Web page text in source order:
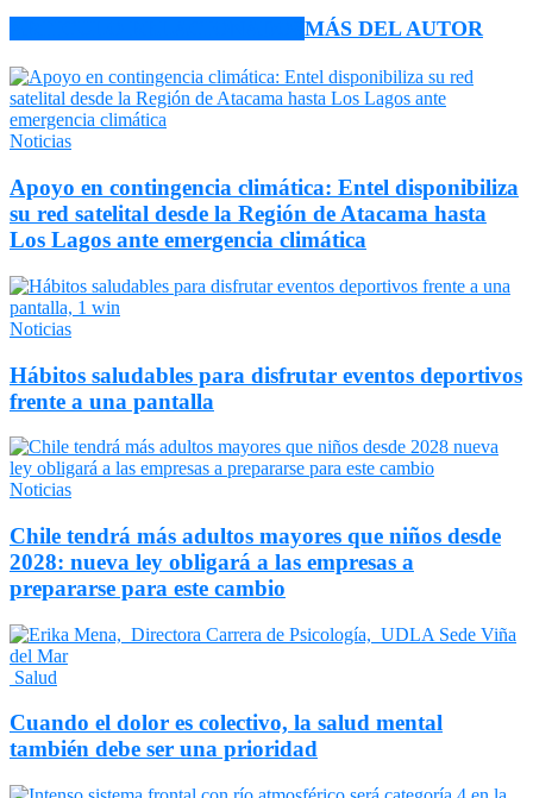
MÁS DEL AUTOR
Noticias
Apoyo en contingencia climática: Entel disponibiliza
su red satelital desde la Región de Atacama hasta
Los Lagos ante emergencia climática
Noticias
Hábitos saludables para disfrutar eventos deportivos
frente a una pantalla
Noticias
Chile tendrá más adultos mayores que niños desde
2028: nueva ley obligará a las empresas a
prepararse para este cambio
Salud
Cuando el dolor es colectivo, la salud mental
también debe ser una prioridad